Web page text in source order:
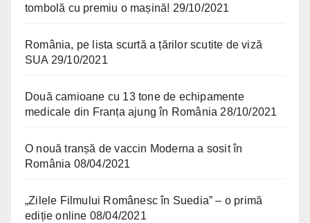
tombolă cu premiu o mașină! 29/10/2021
România, pe lista scurtă a țărilor scutite de viză
SUA 29/10/2021
Două camioane cu 13 tone de echipamente
medicale din Franța ajung în România 28/10/2021
O nouă tranșă de vaccin Moderna a sosit în
România 08/04/2021
„Zilele Filmului Românesc în Suedia” – o primă
ediție online 08/04/2021